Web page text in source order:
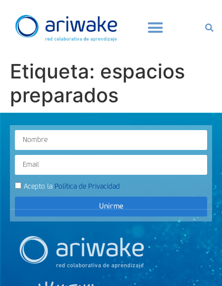
Etiqueta: espacios
preparados
Acepto la Política de Privacidad
Unirme